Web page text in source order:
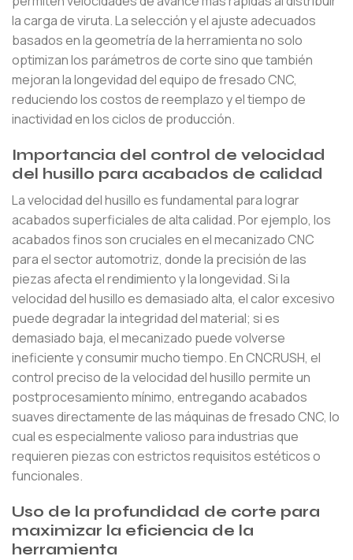
la carga de viruta. La selección y el ajuste adecuados
basados ​​en la geometría de la herramienta no solo
optimizan los parámetros de corte sino que también
mejoran la longevidad del equipo de fresado CNC,
reduciendo los costos de reemplazo y el tiempo de
inactividad en los ciclos de producción.
Importancia del control de velocidad
del husillo para acabados de calidad
La velocidad del husillo es fundamental para lograr
acabados superficiales de alta calidad. Por ejemplo, los
acabados finos son cruciales en el mecanizado CNC
para el sector automotriz, donde la precisión de las
piezas afecta el rendimiento y la longevidad. Si la
velocidad del husillo es demasiado alta, el calor excesivo
puede degradar la integridad del material; si es
demasiado baja, el mecanizado puede volverse
ineficiente y consumir mucho tiempo. En CNCRUSH, el
control preciso de la velocidad del husillo permite un
postprocesamiento mínimo, entregando acabados
suaves directamente de las máquinas de fresado CNC, lo
cual es especialmente valioso para industrias que
requieren piezas con estrictos requisitos estéticos o
funcionales.
Uso de la profundidad de corte para
maximizar la eficiencia de la
herramienta